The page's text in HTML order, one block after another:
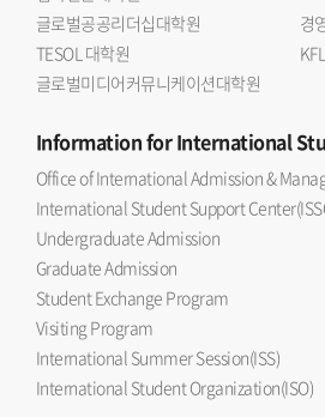
글로벌공공리더십대학원
경
TESOL 대학원
글로벌미디어커뮤니케이션대학원
Informationfor International
Office of International Admission &
International Student Support
Undergraduate Admission
Graduate Admission
Student Exchange Program
Visiting Program
International Summer Session(ISS)
International Student Organization(ISO)